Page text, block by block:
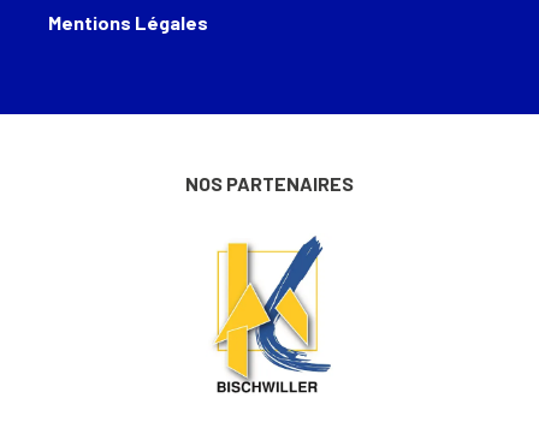
Mentions Légales
NOS PARTENAIRES